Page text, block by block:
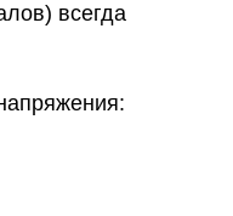
всегда